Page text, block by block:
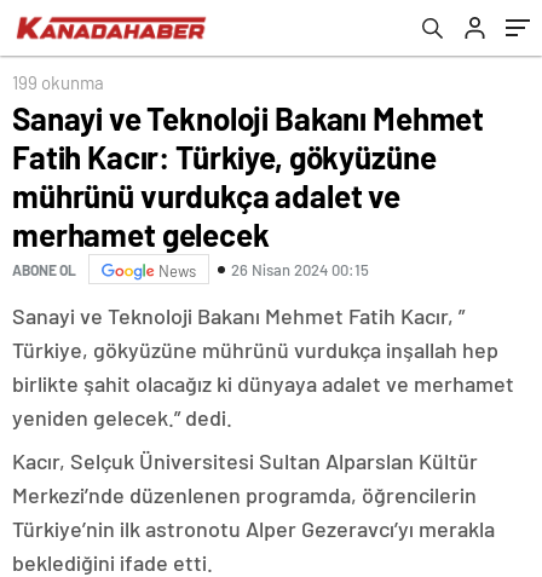
199 okunma
Sanayi ve Teknoloji Bakanı Mehmet
Fatih Kacır: Türkiye, gökyüzüne
mührünü vurdukça adalet ve
merhamet gelecek
ABONE OL News 26 Nisan 2024 00:15
Sanayi ve Teknoloji Bakanı Mehmet Fatih Kacır, ”
Türkiye, gökyüzüne mührünü vurdukça inşallah hep
birlikte şahit olacağız ki dünyaya adalet ve merhamet
yeniden gelecek.” dedi.
Kacır, Selçuk Üniversitesi Sultan Alparslan Kültür
Merkezi’nde düzenlenen programda, öğrencilerin
Türkiye’nin ilk astronotu Alper Gezeravcı’yı merakla
beklediğini ifade etti.